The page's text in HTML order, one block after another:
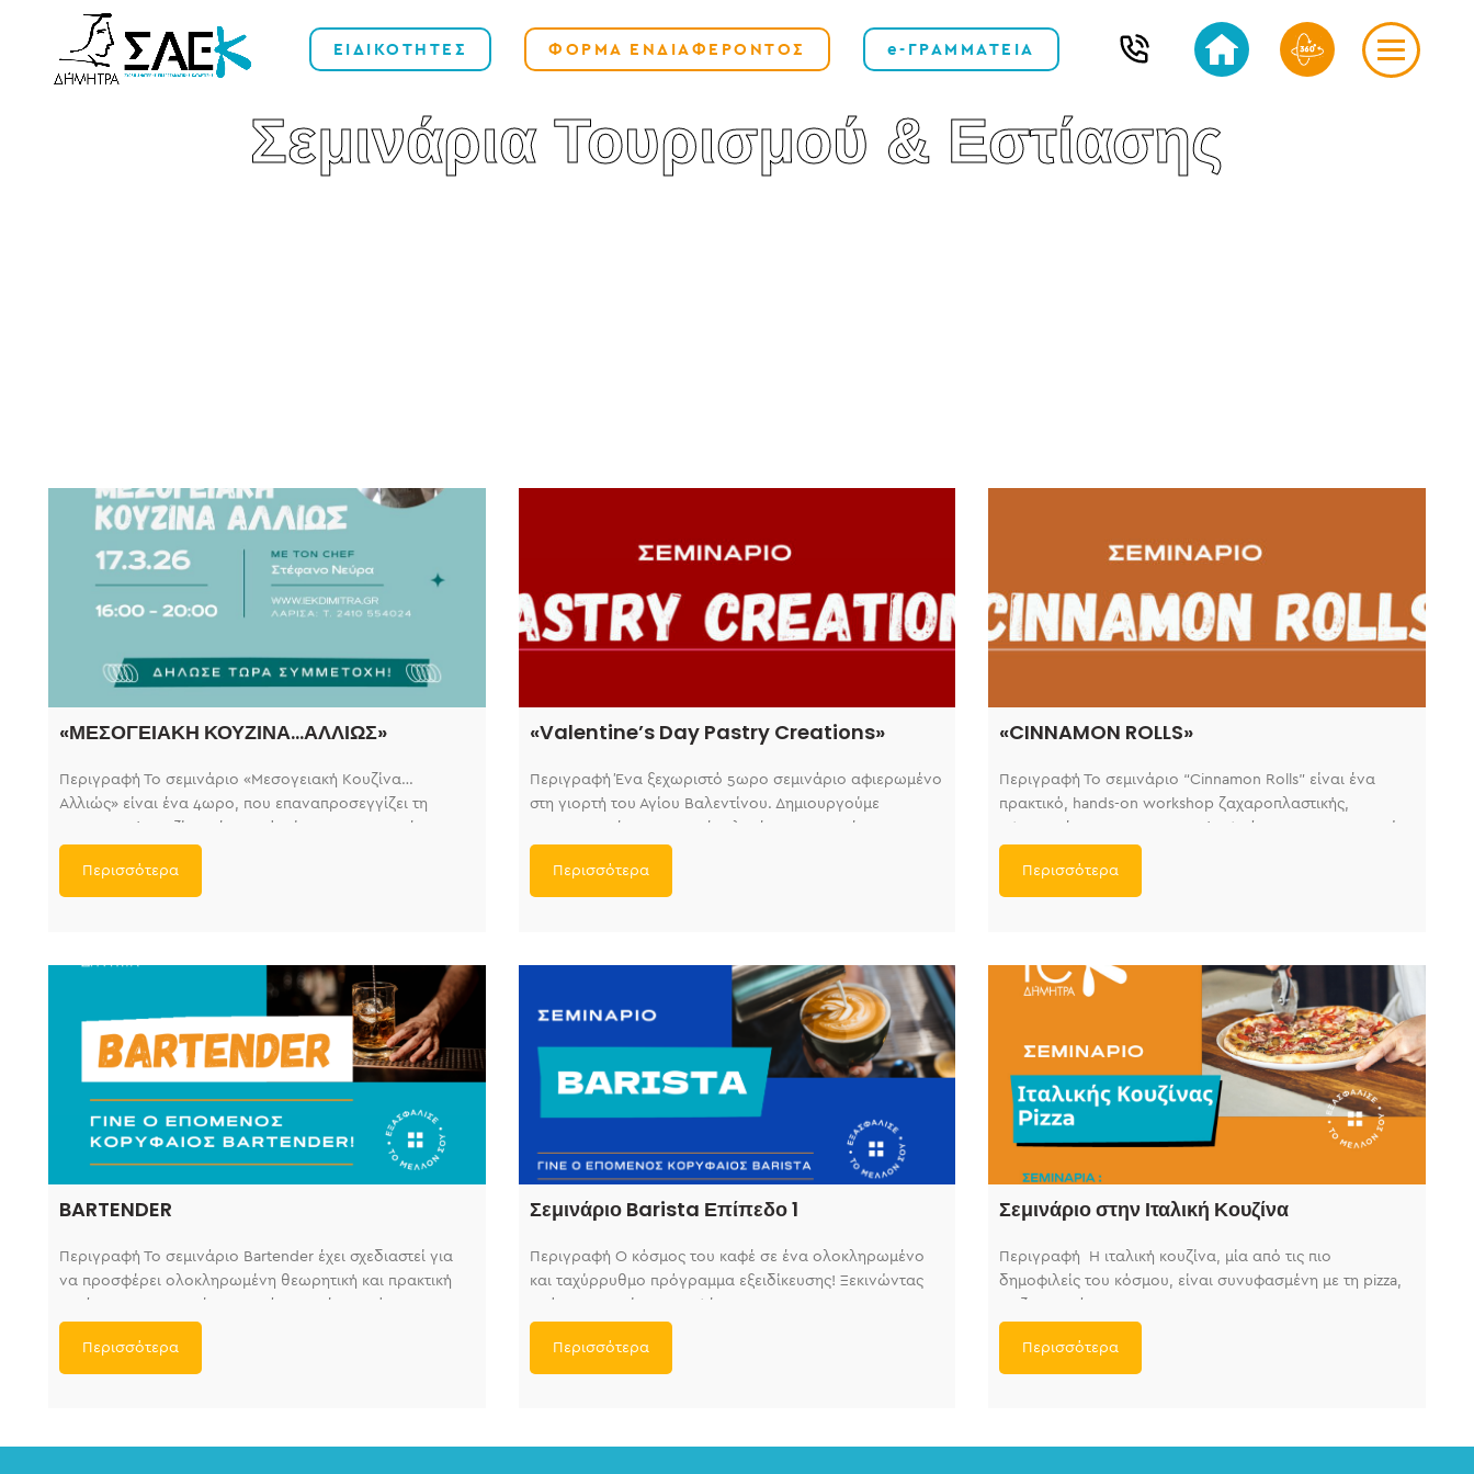
ΕΙΔΙΚΟΤΗΤΕΣ ΦΟΡΜΑ ΕΝΔΙΑΦΕΡΟΝΤΟΣ e-ΓΡΑΜΜΑΤΕΙΑ
Σεμινάρια Τουρισμού & Εστίασης
«ΜΕΣΟΓΕΙΑΚΗ ΚΟΥΖΙΝΑ…ΑΛΛΙΩΣ»
Περιγραφή Το σεμινάριο «Μεσογειακή Κουζίνα…
Αλλιώς» είναι ένα 4ωρο, που επαναπροσεγγίζει τη
δημιουργικούς συνδυασμούς
Περισσότερα
«Valentine’s Day Pastry Creations»
Περιγραφή Ένα ξεχωριστό 5ωρο σεμινάριο αφιερωμένο
στη γιορτή του Αγίου Βαλεντίνου. Δημιουργούμε
σύγχρονες τεχνικές και
Περισσότερα
«CINNAMON ROLLS»
Περιγραφή Το σεμινάριο “Cinnamon Rolls” είναι ένα
πρακτικό, hands-on workshop ζαχαροπλαστικής,
cinnamon rolls επαγγελματικού
Περισσότερα
BARTENDER
Περιγραφή Το σεμινάριο Bartender έχει σχεδιαστεί για
να προσφέρει ολοκληρωμένη θεωρητική και πρακτική
κατάρτιση στον τομέα της μπάρας. Μέσα από
Περισσότερα
Σεμινάριο Barista Επίπεδο 1
Περιγραφή Ο κόσμος του καφέ σε ένα ολοκληρωμένο
και ταχύρρυθμο πρόγραμμα εξειδίκευσης! Ξεκινώντας
από την ιστορία του καφέ και τους
Περισσότερα
Σεμινάριο στην Ιταλική Κουζίνα
Περιγραφή Η ιταλική κουζίνα, μία από τις πιο
δημοφιλείς του κόσμου, είναι συνυφασμένη με τη pizza,
τα ζυμαρικά και τις
Περισσότερα